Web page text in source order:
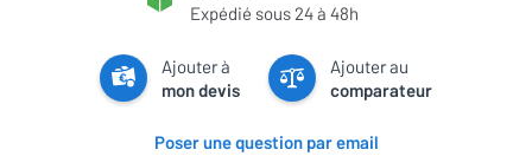
Expédié sous 24 à 48h
Ajouter à
mon devis
Ajouter au
comparateur
Poser une question par email